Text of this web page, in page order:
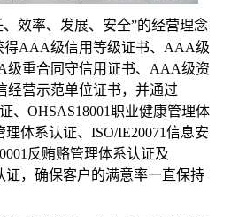
效率、发展、安全”的经营理念
得AAA级信用等级证书、AAA级
级重合同守信用证书、AAA级资
营示范单位证书，并通过
、OHSAS18001职业健康管理体
理体系认证、ISO/IE20071信息安
反贿赂管理体系认证及
证，确保客户的满意率一直保持